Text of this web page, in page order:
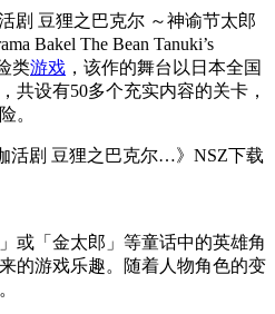
剧 豆狸之巴克尔 ～神谕节太郎
Bakel The Bean Tanuki’s
类游戏 ，该作的舞台以日本全国
共设有50多个充实内容的关卡，
。
或「金太郎」等童话中的英雄角
的游戏乐趣。随着人物角色的变